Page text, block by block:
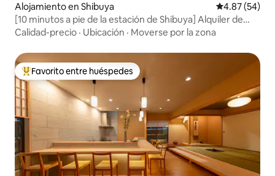
Alojamiento en Shibuya Calificación
4.87 (54)
[10 minutos a pie de la estación de Shibuya] Alquiler de
todo el edificio / 5 habitaciones / hasta 11 personas / 2
Calidad-precio · Ubicación · Moverse por la zona
Favorito entre huéspedes preferido
Favorito entre huéspedes